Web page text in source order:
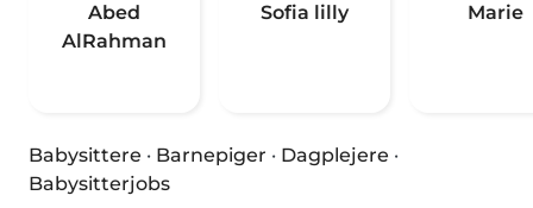
Abed
AlRahman
Sofia lilly Marie
Babysittere · Barnepiger · Dagplejere ·
Babysitterjobs